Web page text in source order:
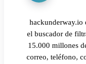
hackunderway.io
el buscador de
15.000 millones
correo, teléfono,